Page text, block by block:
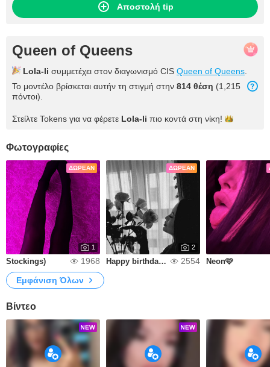
Αποστολή tip
Queen of Queens
Lola-li συμμετέχει στον διαγωνισμό CIS Queen of Queens
Το μοντέλο βρίσκεται αυτήν τη στιγμή στην 814 θέση (1,215
πόντοι).
Στείλτε Tokens για να φέρετε Lola-li πιο κοντά στη νίκη!
Φωτογραφίες
ΔΩΡΕΆΝ
1
Stockings) 1968
ΔΩΡΕΆΝ
2
Happy birthday to me!❤️ 2554 Neon🩷
Εμφάνιση Όλων
Βίντεο